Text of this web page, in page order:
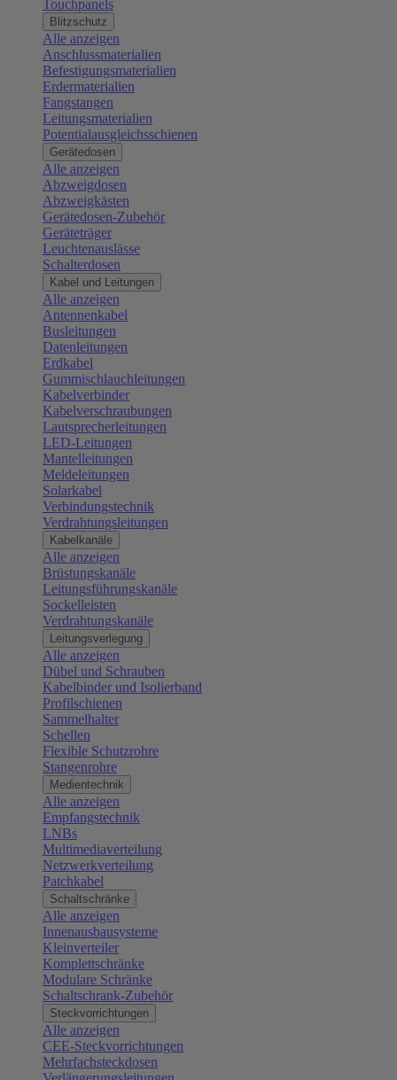
Touchpanels
Blitzschutz
Alle anzeigen
Anschlussmaterialien
Befestigungsmaterialien
Erdermaterialien
Fangstangen
Leitungsmaterialien
Potentialausgleichsschienen
Gerätedosen
Alle anzeigen
Abzweigdosen
Abzweigkästen
Gerätedosen-Zubehör
Geräteträger
Leuchtenauslässe
Schalterdosen
Kabel und Leitungen
Alle anzeigen
Antennenkabel
Busleitungen
Datenleitungen
Erdkabel
Gummischlauchleitungen
Kabelverbinder
Kabelverschraubungen
Lautsprecherleitungen
LED-Leitungen
Mantelleitungen
Meldeleitungen
Solarkabel
Verbindungstechnik
Verdrahtungsleitungen
Kabelkanäle
Alle anzeigen
Brüstungskanäle
Leitungsführungskanäle
Sockelleisten
Verdrahtungskanäle
Leitungsverlegung
Alle anzeigen
Dübel und Schrauben
Kabelbinder und Isolierband
Profilschienen
Sammelhalter
Schellen
Flexible Schutzrohre
Stangenrohre
Medientechnik
Alle anzeigen
Empfangstechnik
LNBs
Multimediaverteilung
Netzwerkverteilung
Patchkabel
Schaltschränke
Alle anzeigen
Innenausbausysteme
Kleinverteiler
Komplettschränke
Modulare Schränke
Schaltschrank-Zubehör
Steckvorrichtungen
Alle anzeigen
CEE-Steckvorrichtungen
Mehrfachsteckdosen